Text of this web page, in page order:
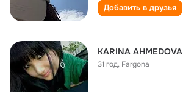
Добавить в друзья
KARINA AHMEDOVA
31 год, Fargona